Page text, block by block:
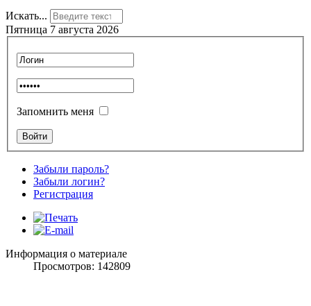
Искать...
Пятница 7 августа 2026
Запомнить меня
Забыли пароль?
Забыли логин?
Регистрация
Информация о материале
Просмотров: 142809